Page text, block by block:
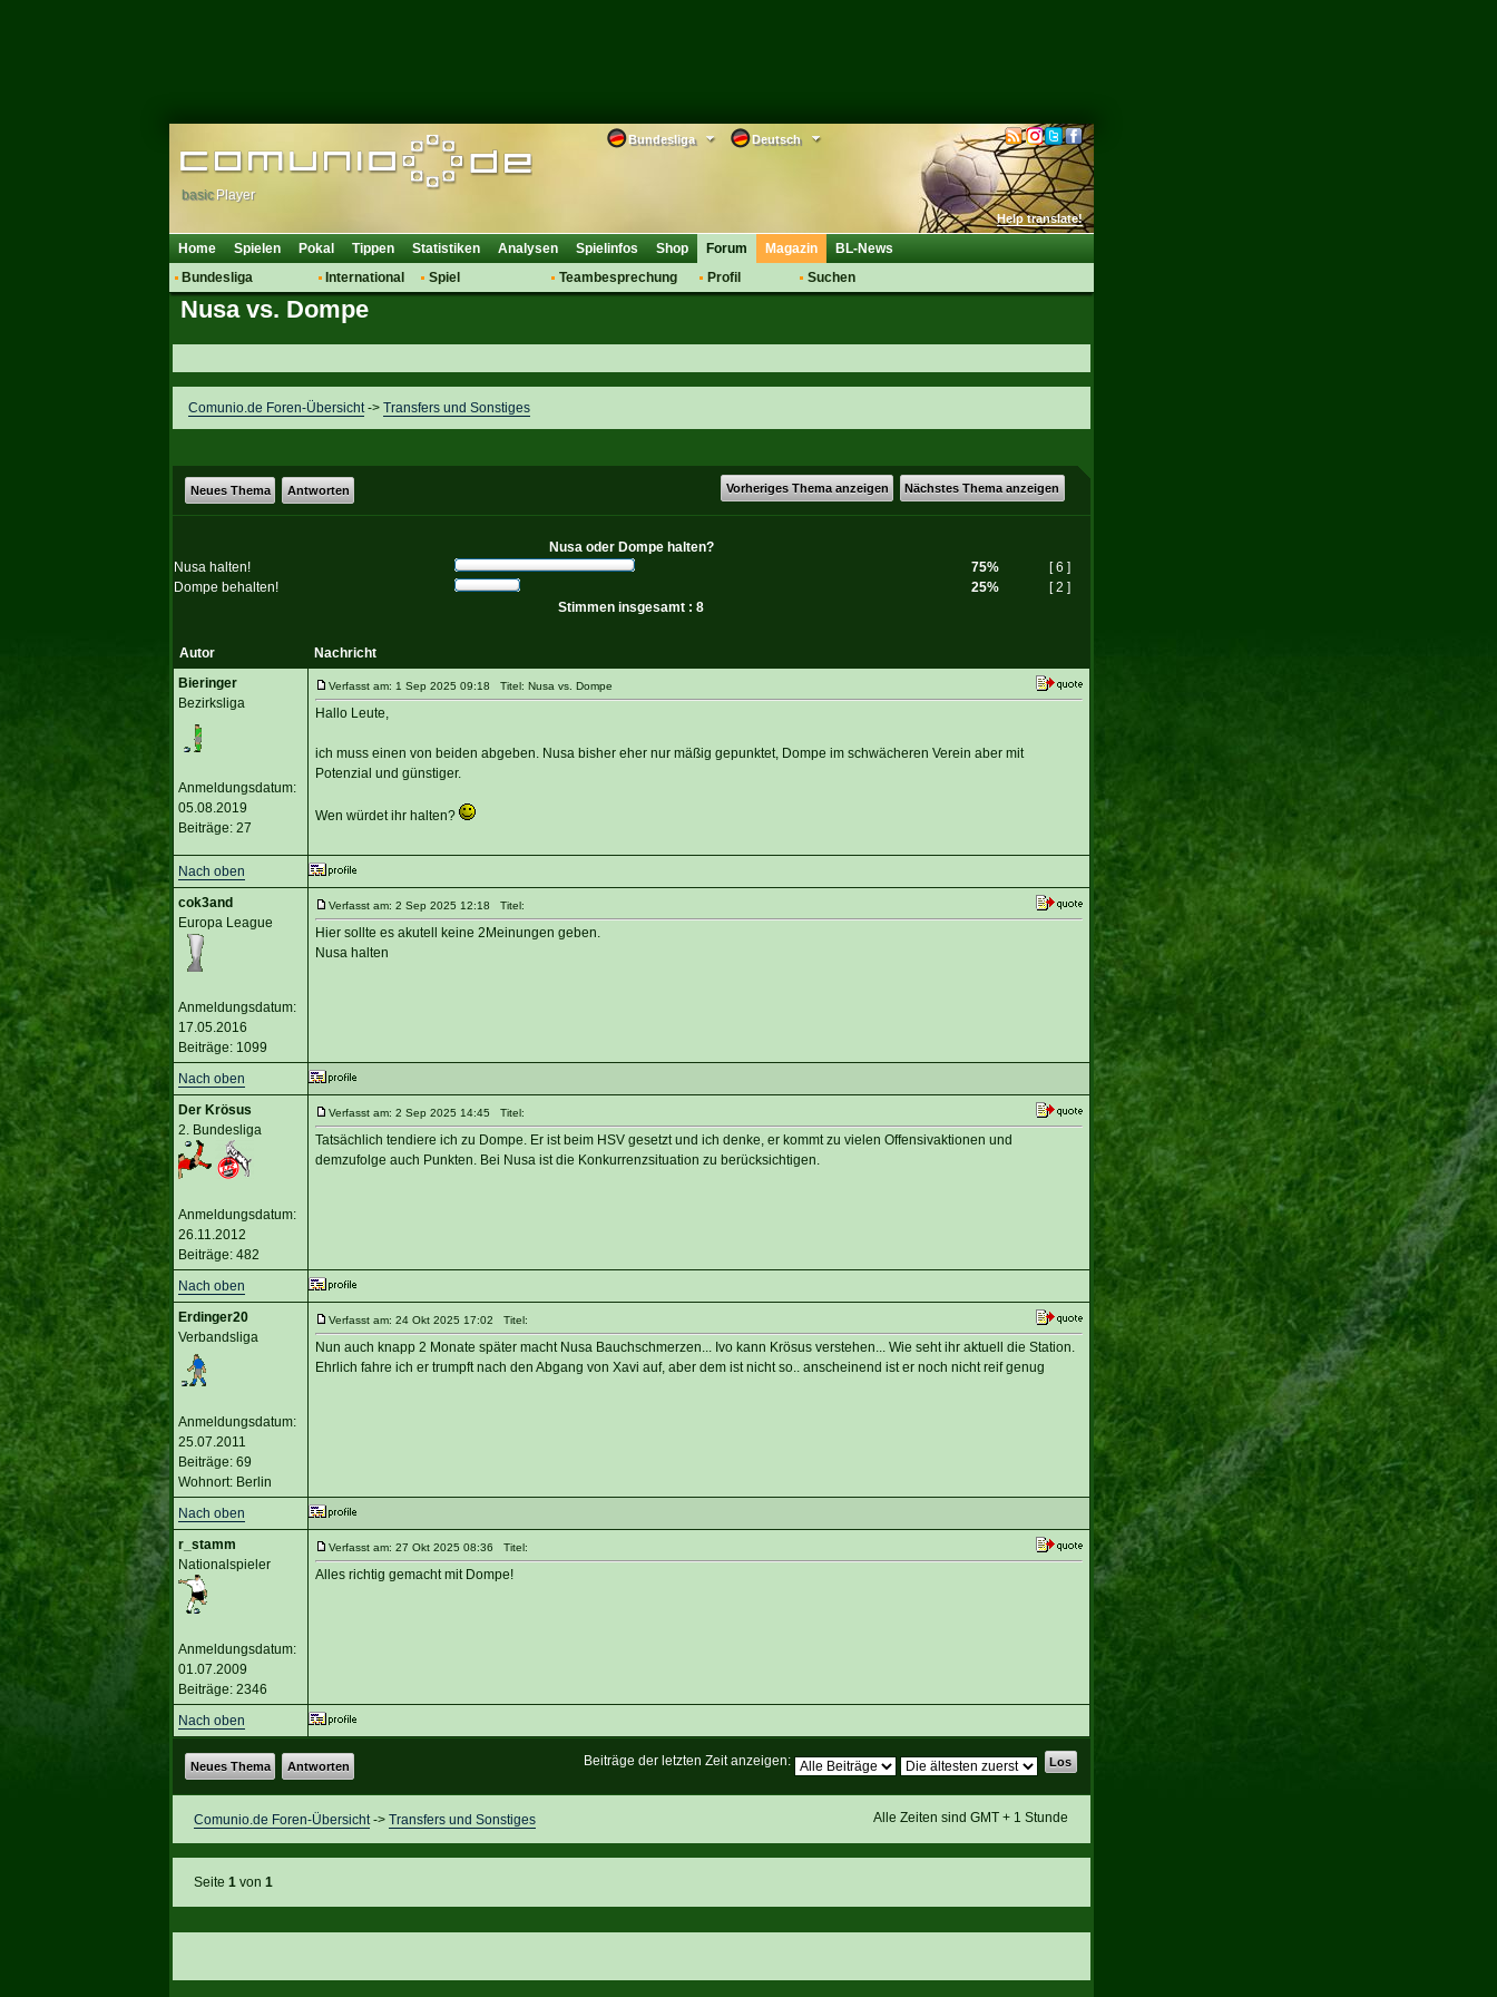
Deutsch
Bundesliga
Help translate!
basic Player
Home Spielen Pokal Tippen Statistiken Analysen Spielinfos Shop
Forum
Bundesliga
Hot News
Vereinsdiskussion
Vereinsfragen
International
Vereine
Spiel
Teambesprechung
Saisonübergang
Profil
Suchen
Magazin BL-News
Nusa vs. Dompe
Comunio.de Foren-Übersicht-> Transfers und Sonstiges
Vorheriges Thema anzeigen Nächstes Thema anzeigen
Neues Thema Antworten
Nusa oder Dompe halten?
Nusa halten!
75%
[ 6 ]
Dompe behalten!
25%
[ 2 ]
Stimmen insgesamt : 8
Autor
Nachricht
Bieringer
Bezirksliga
Anmeldungsdatum:
05.08.2019
Beiträge: 27
Verfasst am: 1 Sep 2025 09:18 Titel: Nusa vs. Dompe
Hallo Leute,
ich muss einen von beiden abgeben. Nusa bisher eher nur mäßig gepunktet, Dompe im schwächeren Verein aber mit
Potenzial und günstiger.
Wen würdet ihr halten?
Nach oben
cok3and
Europa League
Anmeldungsdatum:
17.05.2016
Beiträge: 1099
Verfasst am: 2 Sep 2025 12:18 Titel:
Hier sollte es akutell keine 2Meinungen geben.
Nusa halten
Nach oben
Der Krösus
2. Bundesliga
Anmeldungsdatum:
26.11.2012
Beiträge: 482
Verfasst am: 2 Sep 2025 14:45 Titel:
Tatsächlich tendiere ich zu Dompe. Er ist beim HSV gesetzt und ich denke, er kommt zu vielen Offensivaktionen und
demzufolge auch Punkten. Bei Nusa ist die Konkurrenzsituation zu berücksichtigen.
Nach oben
Erdinger20
Verbandsliga
Anmeldungsdatum:
25.07.2011
Beiträge: 69
Wohnort: Berlin
Verfasst am: 24 Okt 2025 17:02 Titel:
Nun auch knapp 2 Monate später macht Nusa Bauchschmerzen... Ivo kann Krösus verstehen... Wie seht ihr aktuell die Station.
Ehrlich fahre ich er trumpft nach den Abgang von Xavi auf, aber dem ist nicht so.. anscheinend ist er noch nicht reif genug
Nach oben
r_stamm
Nationalspieler
Anmeldungsdatum:
01.07.2009
Beiträge: 2346
Verfasst am: 27 Okt 2025 08:36 Titel:
Alles richtig gemacht mit Dompe!
Nach oben
Beiträge der letzten Zeit anzeigen:
Neues Thema Antworten
Alle Zeiten sind GMT + 1 Stunde
Comunio.de Foren-Übersicht-> Transfers und Sonstiges
Seite 1von 1